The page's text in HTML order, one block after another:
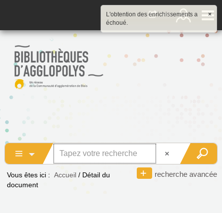
recherche avancée
Vous êtes ici : Accueil / Détail du
document
×
L'obtention des enrichissements a
échoué.